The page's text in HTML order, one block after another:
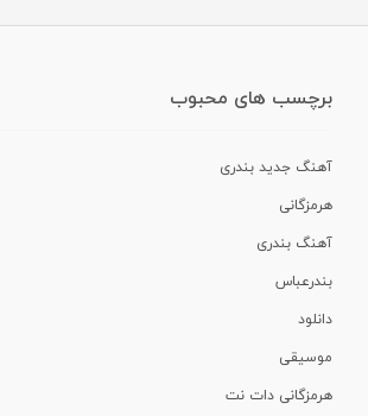
برچسب های محبوب
آهنگ جدید بندری
هرمزگانی
آهنگ بندری
بندرعباس
دانلود
موسیقی
هرمزگانی دات نت